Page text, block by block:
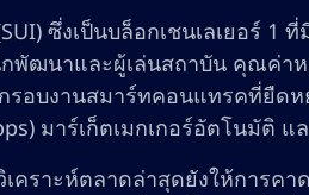
ซึ่งเป็นบล็อกเชนเลเยอร์
พัฒนาและผู้เล่นสถาบัน คุณค่าห
รอบงานสมาร์ทคอนแทรคที่ยืด
มาร์เก็ตเมกเกอร์อัตโนมัติ
เคราะห์ตลาดล่าสุดยังให้การค